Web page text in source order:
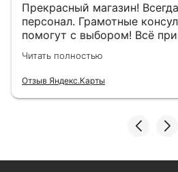
Прекрасный магазин!
персонал. Грамотные
помогут с выбором! Всё
назначенный день!
Читать полностью
Отзыв Яндекс.Карты